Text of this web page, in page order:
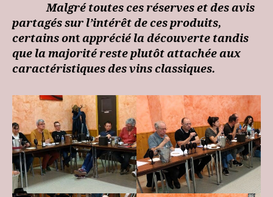
Malgré toutes ces réserves et des avis
partagés sur l’intérêt de ces produits,
certains ontapprécié la découverte tandis
que la majorité reste plutôt attachée aux
caractéristiques des vins classiques.